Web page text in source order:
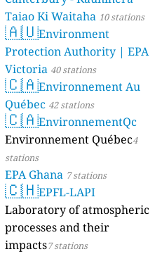
Taiao Ki Waitaha 10 stations
🇦🇺Environment
Protection Authority | EPA
Victoria 40 stations
🇨🇦Environnement Au
Québec 42 stations
🇨🇦EnvironnementQc
Environnement Québec4
stations
EPA Ghana 7 stations
🇨🇭EPFL-LAPI
Laboratory of atmospheric
processes and their
impacts7 stations